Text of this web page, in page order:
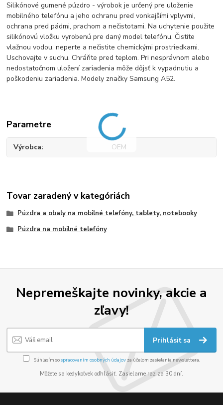
Silikónové gumené púzdro - výrobok je určený pre uloženie
mobilného telefónu a jeho ochranu pred vonkajšími vplyvmi,
ochrana pred pádmi, prachom a nečistotami. Na uchytenie použite
silikónovú vložku vyrobenú pre daný model telefónu. Čistite
vlažnou vodou, neperte a nečistite chemickými prostriedkami.
Uschovajte v suchu. Chráňte pred teplom. Pri nesprávnom alebo
nedostatočnom uložení zariadenia môže dôjsť k vypadnutiu a
poškodeniu zariadenia. Modely značky Samsung A52.
Parametre
Výrobca OEM
Tovar zaradený v kategóriách
Púzdra a obaly na mobilné telefóny, tablety, notebooky
Púzdra na mobilné telefóny
Nepremeškajte novinky, akcie a
zľavy!
Prihlásiť sa
Súhlasím sospracovaním osobných údajov za účelom zasielania newslettera.
Môžete sa kedykoľvek odhlásiť. Zasielame raz za 30 dní.